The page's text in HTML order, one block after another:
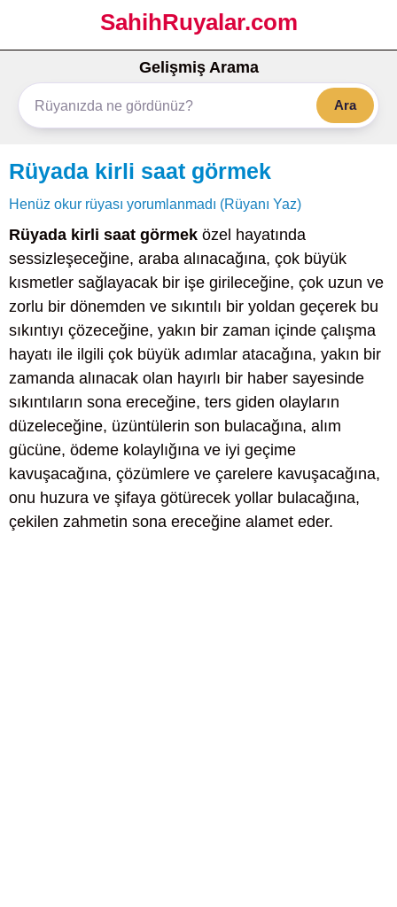
SahihRuyalar.com
Gelişmiş Arama
Ara
Rüyada kirli saat görmek
Henüz okur rüyası yorumlanmadı (Rüyanı Yaz)
Rüyada kirli saat görmek özel hayatında
sessizleşeceğine, araba alınacağına, çok büyük
kısmetler sağlayacak bir işe girileceğine, çok uzun ve
zorlu bir dönemden ve sıkıntılı bir yoldan geçerek bu
sıkıntıyı çözeceğine, yakın bir zaman içinde çalışma
hayatı ile ilgili çok büyük adımlar atacağına, yakın bir
zamanda alınacak olan hayırlı bir haber sayesinde
sıkıntıların sona ereceğine, ters giden olayların
düzeleceğine, üzüntülerin son bulacağına, alım
gücüne, ödeme kolaylığına ve iyi geçime
kavuşacağına, çözümlere ve çarelere kavuşacağına,
onu huzura ve şifaya götürecek yollar bulacağına,
çekilen zahmetin sona ereceğine alamet eder.